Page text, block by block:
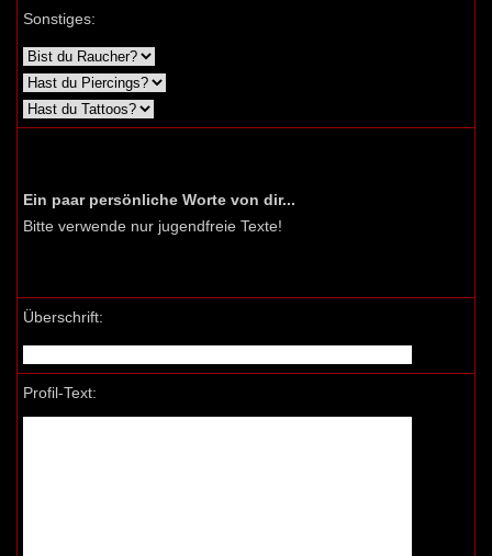
Sonstiges:
Ein paar persönliche Worte von dir...
Bitte verwende nur jugendfreie Texte!
Überschrift:
Profil-Text: